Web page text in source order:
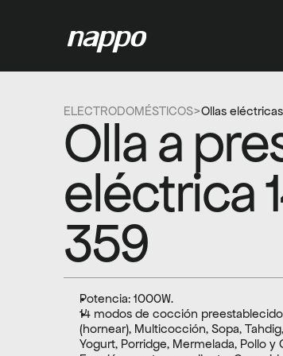
ELECTRODOMÉSTICOS>Ollas eléctricas
Olla a
eléctrica
359
Potencia: 1000W.
14 modos de cocción
(hornear), Multicocción, Sopa,
Yogurt, Porridge, Mermelada, Pollo y